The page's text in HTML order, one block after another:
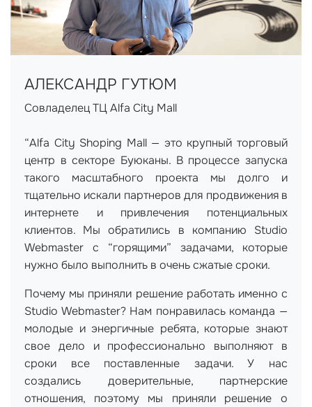
АЛЕКСАНДР ГУТЮМ
Совладелец ТЦ Alfa City Mall
“Alfa City Shoping Mall — это крупный торговый
центр в секторе Буюканы. В процессе запуска
такого масштабного проекта мы долго и
тщательно искали партнеров для продвижения в
интернете и привлечения потенциальных
клиентов. Мы обратились в компанию Studio
Webmaster с “горящими” задачами, которые
нужно было выполнить в очень сжатые сроки.
Почему мы приняли решение работать именно с
Studio Webmaster? Нам понравилась команда —
молодые и энергичные ребята, которые знают
свое дело и профессионально выполняют в
сроки все поставленные задачи. У нас
создались доверительные, партнерские
отношения, поэтому мы приняли решение о